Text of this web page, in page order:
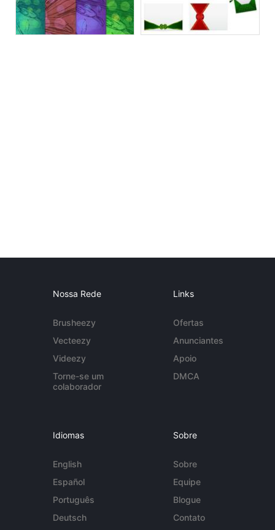
Nossa Rede
Brusheezy
Vecteezy
Videezy
Torne-se um
colaborador
Links
Ofertas
Anunciantes
Apoio
DMCA
Idiomas
English
Español
Português
Deutsch
Sobre
Sobre
Equipe
Blogue
Contato